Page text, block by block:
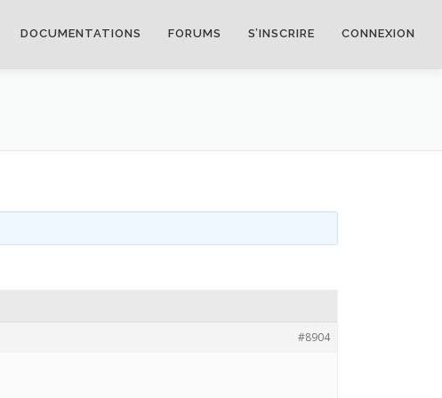
DOCUMENTATIONS FORUMS S’INSCRIRE CONNEXION
#8904